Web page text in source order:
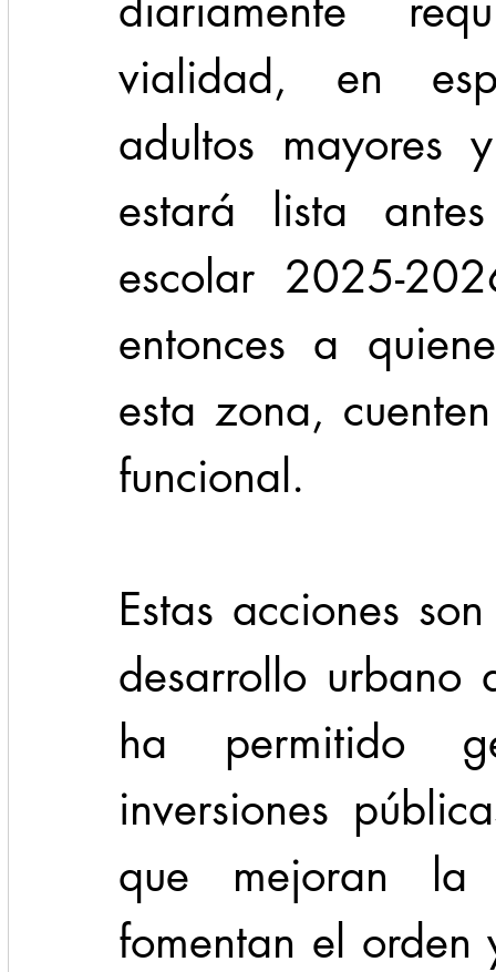
vialidad, en
adultos mayores
estará lista
escolar 2025-
entonces a
esta zona,
funcional.
Estas acciones
desarrollo
ha permitido
inversiones
que mejoran
fomentan el